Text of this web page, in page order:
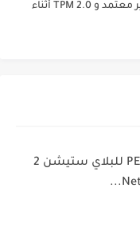
حلّ مشكلة المعالج غير معتمد و TPM 2.0 أثناء
تحميل لعبة PES 2026 للبلاي ستيشن 2